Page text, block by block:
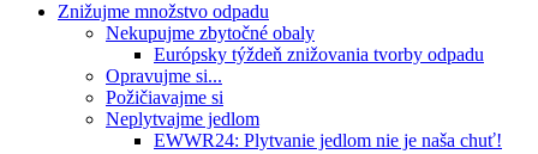
Znižujme množstvo odpadu
Nekupujme zbytočné obaly
Európsky týždeň znižovania tvorby odpadu
Opravujme si...
Požičiavajme si
Neplytvajme jedlom
EWWR24: Plytvanie jedlom nie je naša chuť!